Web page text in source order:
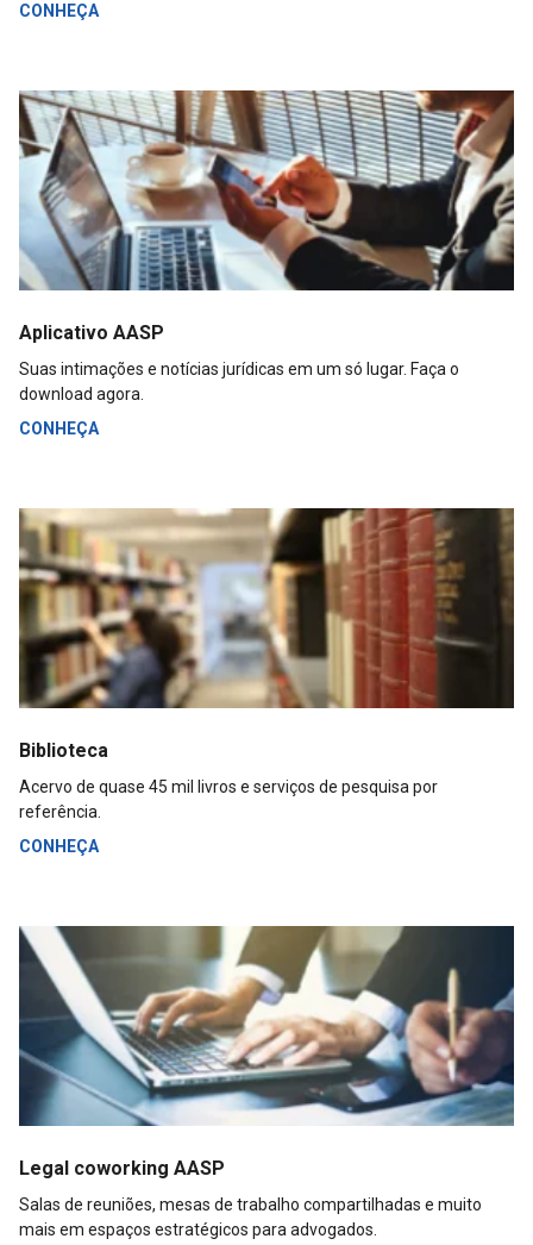
CONHEÇA
Aplicativo AASP
Suas intimações e notícias jurídicas em um só lugar. Faça o
download agora.
CONHEÇA
Biblioteca
Acervo de quase 45 mil livros e serviços de pesquisa por
referência.
CONHEÇA
Legal coworking AASP
Salas de reuniões, mesas de trabalho compartilhadas e muito
mais em espaços estratégicos para advogados.